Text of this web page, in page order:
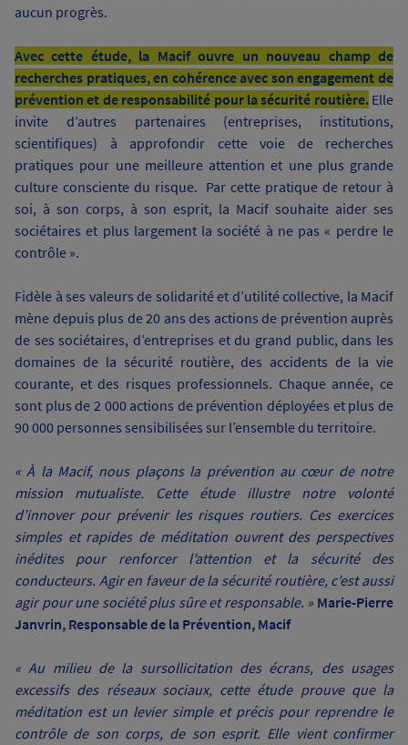
aucun progrès.
Avec cette étude, la Macif ouvre un nouveau champ de
recherches pratiques, en cohérence avec son engagement de
prévention et de responsabilité pour la sécurité routière. Elle
invite d’autres partenaires (entreprises, institutions,
scientifiques) à approfondir cette voie de recherches
pratiques pour une meilleure attention et une plus grande
culture consciente du risque. Par cette pratique de retour à
soi, à son corps, à son esprit, la Macif souhaite aider ses
sociétaires et plus largement la société à ne pas « perdre le
contrôle ».
Fidèle à ses valeurs de solidarité et d’utilité collective, la Macif
mène depuis plus de 20 ans des actions de prévention auprès
de ses sociétaires, d’entreprises et du grand public, dans les
domaines de la sécurité routière, des accidents de la vie
courante, et des risques professionnels. Chaque année, ce
sont plus de 2 000 actions de prévention déployées et plus de
90 000 personnes sensibilisées sur l’ensemble du territoire.
« À la Macif, nous plaçons la prévention au cœur de notre
mission mutualiste. Cette étude illustre notre volonté
d’innover pour prévenir les risques routiers. Ces exercices
simples et rapides de méditation ouvrent des perspectives
inédites pour renforcer l’attention et la sécurité des
conducteurs. Agir en faveur de la sécurité routière, c’est aussi
agir pour une société plus sûre et responsable. » Marie-Pierre
Janvrin, Responsable de la Prévention, Macif
« Au milieu de la sursollicitation des écrans, des usages
excessifs des réseaux sociaux, cette étude prouve que la
méditation est un levier simple et précis pour reprendre le
contrôle de son corps, de son esprit. Elle vient confirmer